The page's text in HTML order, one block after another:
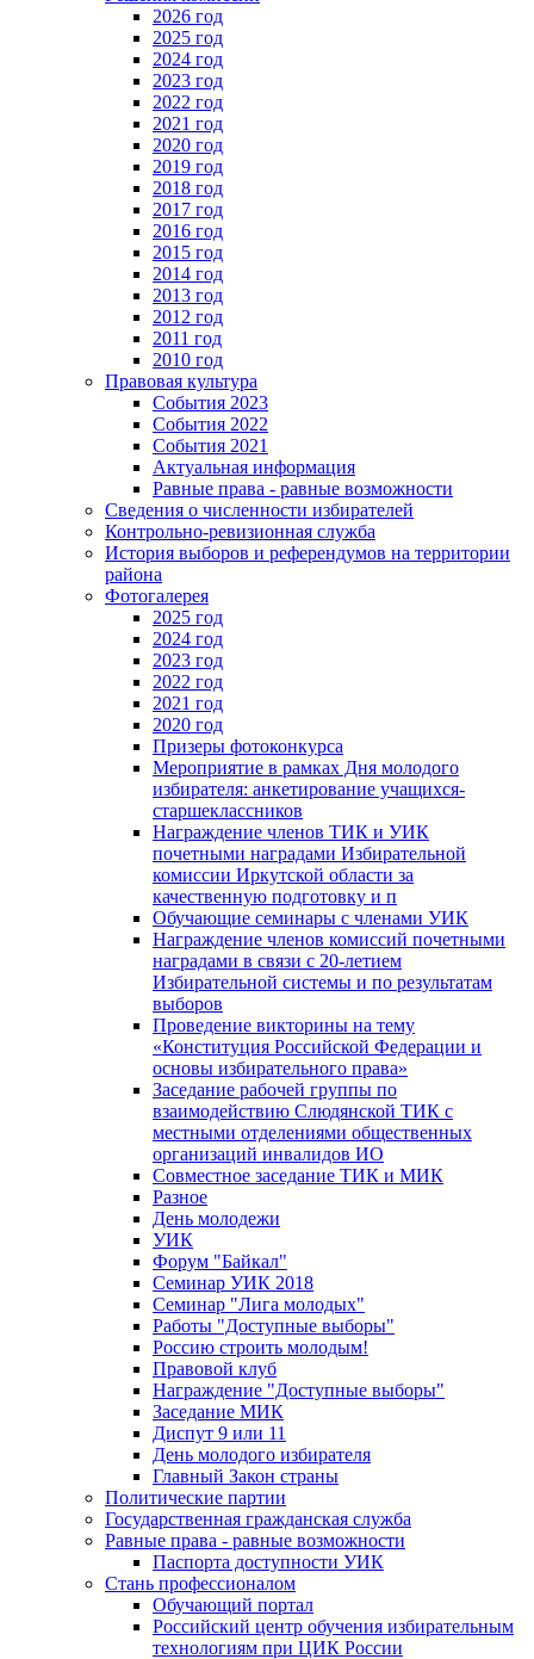
2026 год
2025 год
2024 год
2023 год
2022 год
2021 год
2020 год
2019 год
2018 год
2017 год
2016 год
2015 год
2014 год
2013 год
2012 год
2011 год
2010 год
Правовая культура
События 2023
События 2022
События 2021
Актуальная информация
Равные права - равные возможности
Сведения о численности избирателей
Контрольно-ревизионная служба
История выборов и референдумов на территории
района
Фотогалерея
2025 год
2024 год
2023 год
2022 год
2021 год
2020 год
Призеры фотоконкурса
Мероприятие в рамках Дня молодого
избирателя: анкетирование учащихся-
старшеклассников
Награждение членов ТИК и УИК
почетными наградами Избирательной
комиссии Иркутской области за
качественную подготовку и п
Обучающие семинары с членами УИК
Награждение членов комиссий почетными
наградами в связи с 20-летием
Избирательной системы и по результатам
выборов
Проведение викторины на тему
«Конституция Российской Федерации и
основы избирательного права»
Заседание рабочей группы по
взаимодействию Слюдянской ТИК с
местными отделениями общественных
организаций инвалидов ИО
Совместное заседание ТИК и МИК
Разное
День молодежи
УИК
Форум "Байкал"
Семинар УИК 2018
Семинар "Лига молодых"
Работы "Доступные выборы"
Россию строить молодым!
Правовой клуб
Награждение "Доступные выборы"
Заседание МИК
Диспут 9 или 11
День молодого избирателя
Главный Закон страны
Политические партии
Государственная гражданская служба
Равные права - равные возможности
Паспорта доступности УИК
Стань профессионалом
Обучающий портал
Российский центр обучения избирательным
технологиям при ЦИК России